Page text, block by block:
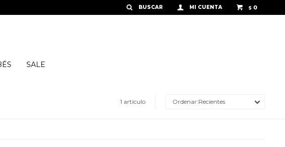
SALE
$ 0
1 artículo Recientes